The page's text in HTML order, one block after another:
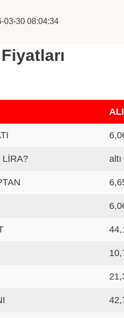
03-30 08:04:34
LİRA?